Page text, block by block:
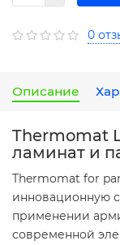
0
Описание
Thermomat
ламинат и
Thermomat for
инновационную
применении
современной